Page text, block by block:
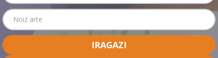
IRAGAZI